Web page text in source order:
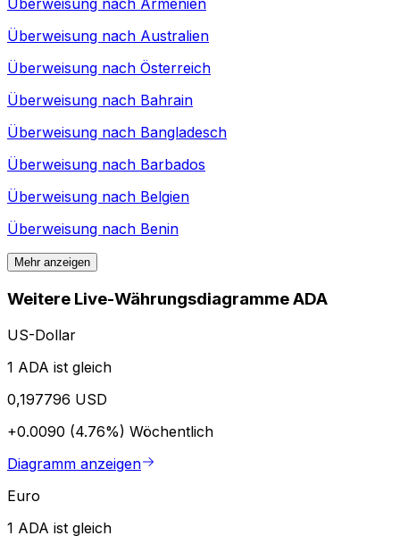
Überweisung nach Armenien
Überweisung nach Australien
Überweisung nach Österreich
Überweisung nach Bahrain
Überweisung nach Bangladesch
Überweisung nach Barbados
Überweisung nach Belgien
Überweisung nach Benin
Mehr anzeigen
Weitere Live-Währungsdiagramme ADA
US-Dollar
1 ADA ist gleich
0,197796 USD
+0.0090 (4.76%) Wöchentlich
Diagramm anzeigen
Euro
1 ADA ist gleich